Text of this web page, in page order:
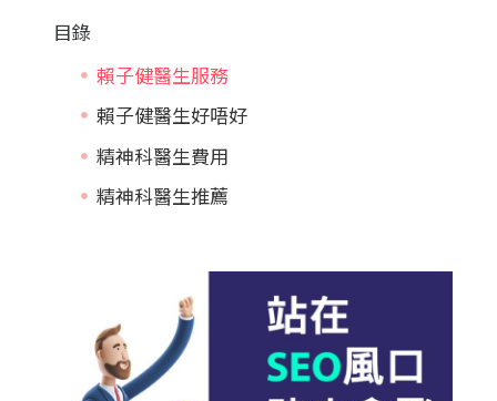
目錄
賴子健醫生服務
賴子健醫生好唔好
精神科醫生費用
精神科醫生推薦